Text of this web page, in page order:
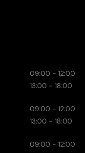
09:00 - 12:00
13:00 - 18:00
09:00 - 12:00
13:00 - 18:00
09:00 - 12:00